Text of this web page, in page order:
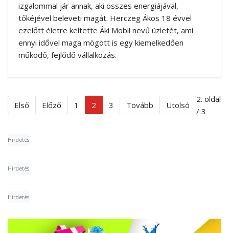
izgalommal jár annak, aki összes energiájával,
tőkéjével beleveti magát. Herczeg Ákos 18 évvel
ezelőtt életre keltette Áki Mobil nevű üzletét, ami
ennyi idővel maga mögött is egy kiemelkedően
működő, fejlődő vállalkozás.
Első Előző 1 2 3 Tovább Utolsó
2. oldal
/ 3
Hirdetés
Hirdetés
Hirdetés